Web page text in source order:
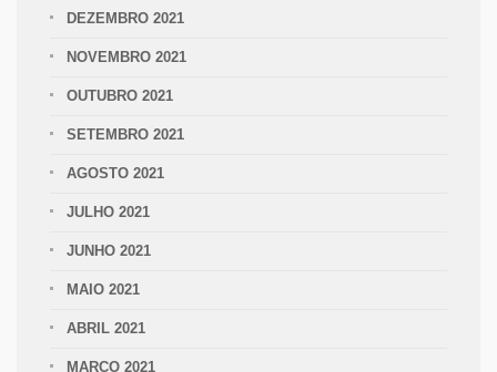
DEZEMBRO 2021
NOVEMBRO 2021
OUTUBRO 2021
SETEMBRO 2021
AGOSTO 2021
JULHO 2021
JUNHO 2021
MAIO 2021
ABRIL 2021
MARÇO 2021